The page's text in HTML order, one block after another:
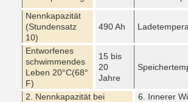
Nennkapazität
(Stundensatz
10)
490 Ah
Entworfenes
schwimmendes
Leben 20°C(68°
F)
15 bis
20
Jahre
2. Nennkapazität bei
6. Innerer